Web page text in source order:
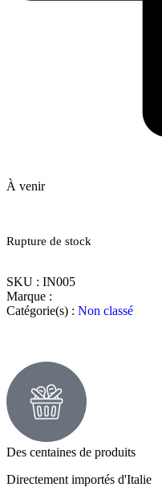
À venir
Rupture de stock
SKU : IN005
Marque :
Catégorie(s) : Non classé
Des centaines de produits
Directement importés d'Italie